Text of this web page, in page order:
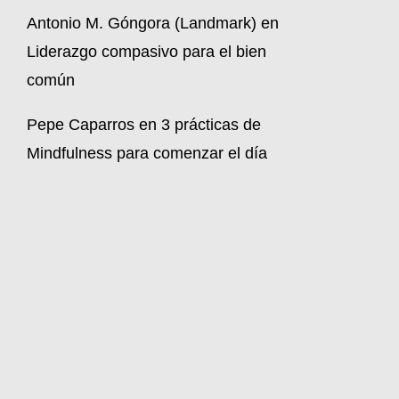
Antonio M. Góngora (Landmark) en
Liderazgo compasivo para el bien
común
Pepe Caparrosen 3 prácticas de
Mindfulness para comenzar el día